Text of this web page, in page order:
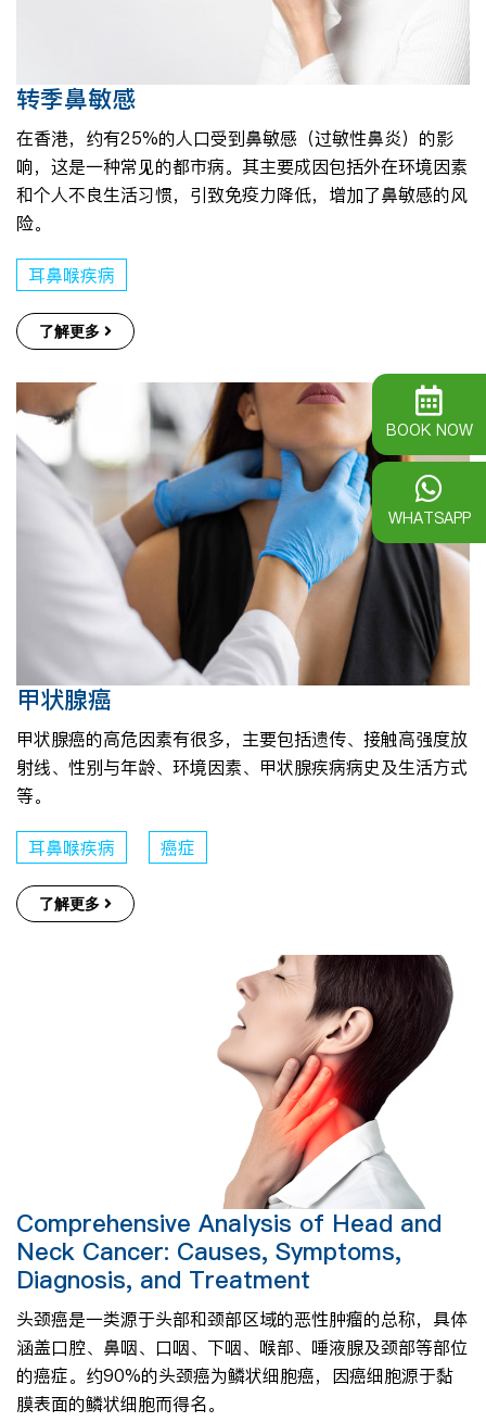
转季鼻敏感
在香港，约有25%的人口受到鼻敏感（过敏性鼻炎）的影
响，这是一种常见的都市病。其主要成因包括外在环境因素
和个人不良生活习惯，引致免疫力降低，增加了鼻敏感的风
险。
耳鼻喉疾病
了解更多
甲状腺癌
甲状腺癌的高危因素有很多，主要包括遗传、接触高强度放
射线、性别与年龄、环境因素、甲状腺疾病病史及生活方式
等。
耳鼻喉疾病 癌症
了解更多
Comprehensive Analysis of Head and
Neck Cancer: Causes, Symptoms,
Diagnosis, and Treatment
头颈癌是一类源于头部和颈部区域的恶性肿瘤的总称，具体
涵盖口腔、鼻咽、口咽、下咽、喉部、唾液腺及颈部等部位
的癌症。约90%的头颈癌为鳞状细胞癌，因癌细胞源于黏
膜表面的鳞状细胞而得名。
BOOK NOW
WHATSAPP